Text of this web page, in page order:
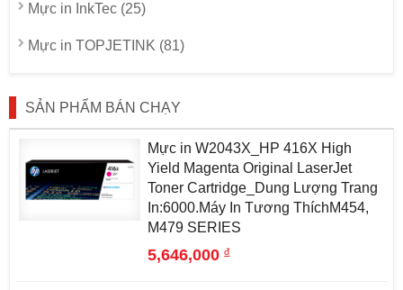
Mực in InkTec (25)
Mực in TOPJETINK (81)
SẢN PHẨM BÁN CHẠY
Mực in W2043X_HP 416X High
Yield Magenta Original LaserJet
Toner Cartridge_Dung Lượng Trang
In:6000.Máy In Tương ThíchM454,
M479 SERIES
5,646,000đ